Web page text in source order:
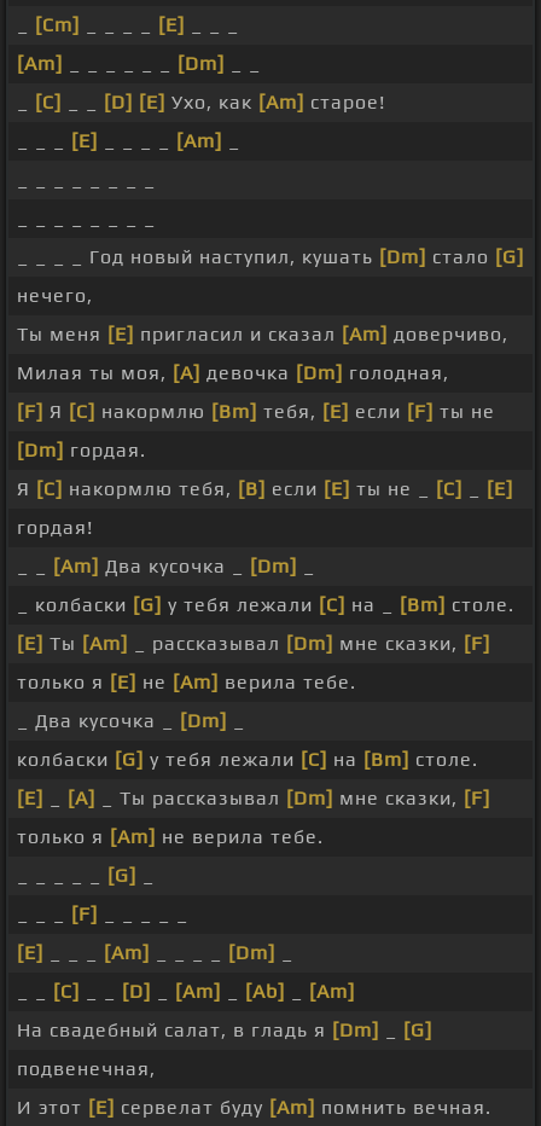
[Cm] [E]
[Am]
[Dm]
[C] [D] [E] Ухо, как [Am] старое!
[E] [Am]
_ _ _ _ Год новый наступил, кушать [Dm] стало [G]
нечего,
Ты меня [E] пригласил и сказал [Am] доверчиво,
Милая ты моя, [A] девочка [Dm] голодная,
[F] Я [C] накормлю [Bm] тебя, [E] если [F] ты не
[Dm] гордая.
Я [C] накормлю тебя, [B] если [E] ты не _ [C]
[E]
гордая!
[Am] Два кусочка _ [Dm]
_ колбаски [G] у тебя лежали [C] на _ [Bm] столе.
[E] Ты [Am] _ рассказывал [Dm] мне сказки, [F]
только я [E] не [Am] верила тебе.
_ Два кусочка _
[Dm]
колбаски [G] у тебя лежали [C] на [Bm] столе.
[E]
[A] _ Ты рассказывал [Dm] мне сказки, [F]
только я [Am] не верила тебе.
[G]
[F]
[E]
[Am] [Dm]
[C] [D] [Am] [Ab]
[Am]
На свадебный салат, в гладь я [Dm]
[G]
подвенечная,
И этот [E] сервелат буду [Am] помнить вечная.